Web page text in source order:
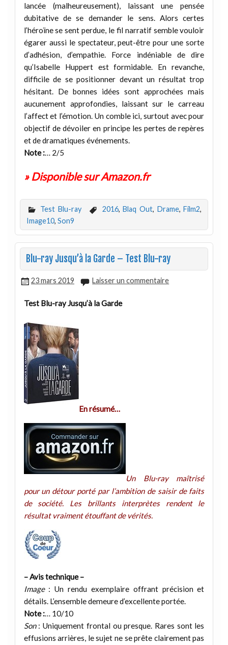
lancée (malheureusement), laissant une pensée
dubitative de se demander le sens. Alors certes
l’héroïne se sent perdue, le fil narratif semble vouloir
égarer aussi le spectateur, peut-être pour une sorte
d’adhésion, d’empathie. Force indéniable de dire
qu’Isabelle Huppert est formidable. En revanche,
difficile de se positionner devant un résultat trop
hésitant. De bonnes idées sont approchées mais
aucunement approfondies, laissant sur le carreau
l’affect et l’émotion. Un comble ici, surtout avec pour
objectif de dévoiler en principe les pertes de repères
et de dramatiques événements.
Note :… 2/5
» Disponible sur Amazon.fr
Test Blu-ray 2016,Blaq Out, Drame,Film2,
Image10, Son9
Blu-ray Jusqu’à la Garde – Test Blu-ray
23 mars 2019 Laisser un commentaire
Test Blu-ray Jusqu’à la Garde
En résumé…
Un Blu-ray maîtrisé
pour un détour porté par l’ambition de saisir de faits
de société. Les brillants interprètes rendent le
résultat vraiment étouffant de vérités.
– Avis technique –
Image: Un rendu exemplaire offrant précision et
détails. L’ensemble demeure d’excellente portée.
Note :… 10/10
Son: Uniquement frontal ou presque. Rares sont les
effusions arrières, le sujet ne se prête clairement pas